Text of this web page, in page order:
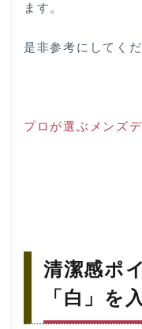
ます。
是非参考にしてくだ
プロが選ぶメンズ
清潔感ポ
「白」を